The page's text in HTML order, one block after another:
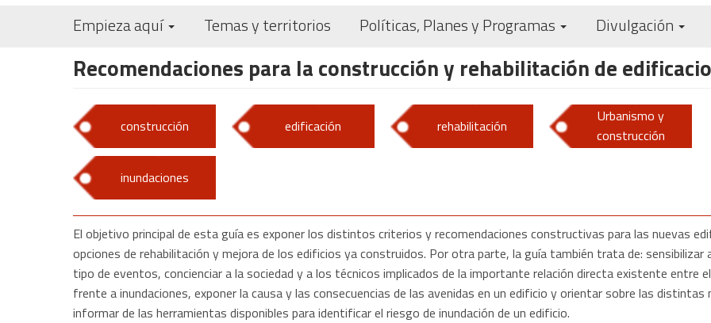
Navegación
Empieza aquí Temas y territorios Políticas, Planes y Programas Divulgación
Recomendaciones para la construcción y rehabilitación de
construcción edificación rehabilitación
Urbanismo y
construcción
inundaciones
El objetivo principal de esta guía es exponer los distintos criterios y recomendaciones constructivas para las nuevas
opciones de rehabilitación y mejora de los edificios ya construidos. Por otra parte, la guía también trata de:
tipo de eventos, concienciar a la sociedad y a los técnicos implicados de la importante relación directa existente entre
frente a inundaciones, exponer la causa y las consecuencias de las avenidas en un edificio y orientar sobre las distintas
informar de las herramientas disponibles para identificar el riesgo de inundación de un edificio.